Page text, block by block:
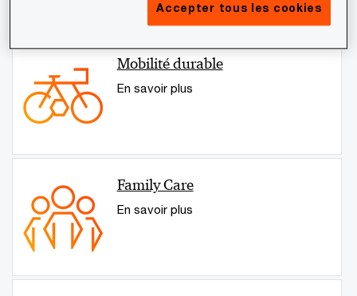
Mobilité durable
En savoir plus
Family Care
En savoir plus
Accepter tous les cookies